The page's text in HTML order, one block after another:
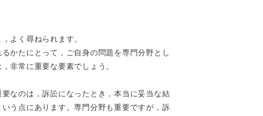
よく尋ねられます。
かたにとって，ご自身の問題を専門分野とし
非常に重要な要素でしょう。
なのは，訴訟になったとき，本当に妥当な結
う点にあります。専門分野も重要ですが，訴